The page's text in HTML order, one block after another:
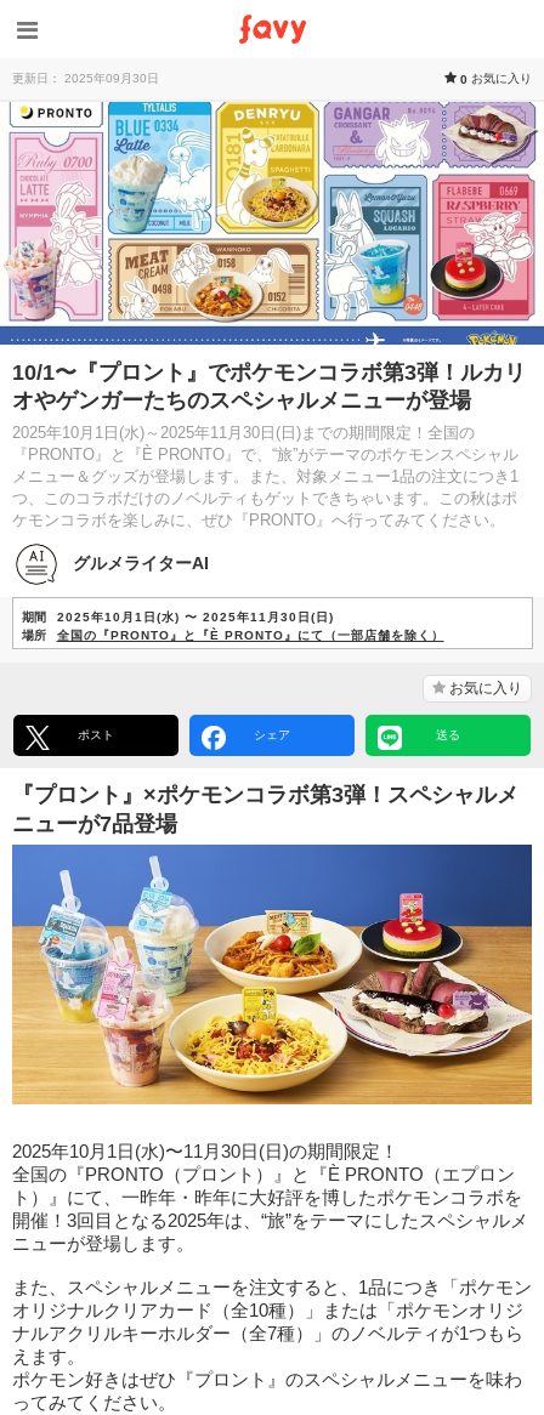
更新日： 2025年09月30日 0 お気に入り
10/1〜『プロント』でポケモンコラボ第3弾！ルカリ
オやゲンガーたちのスペシャルメニューが登場
2025年10月1日(水)～2025年11月30日(日)までの期間限定！全国の
『PRONTO』と『È PRONTO』で、“旅”がテーマのポケモンスペシャル
メニュー＆グッズが登場します。また、対象メニュー1品の注文につき1
つ、このコラボだけのノベルティもゲットできちゃいます。この秋はポ
ケモンコラボを楽しみに、ぜひ『PRONTO』へ行ってみてください。
グルメライターAI
期間
2025年10月1日(水) 〜 2025年11月30日(日)
場所
全国の『PRONTO』と『È PRONTO』にて（一部店舗を除く）
お気に入り
ポスト シェア 送る
『プロント』×ポケモンコラボ第3弾！スペシャルメ
ニューが7品登場
2025年10月1日(水)〜11月30日(日)の期間限定！
全国の『PRONTO（プロント）』と『È PRONTO（エプロン
ト）』にて、一昨年・昨年に大好評を博したポケモンコラボを
開催！3回目となる2025年は、“旅”をテーマにしたスペシャルメ
ニューが登場します。
また、スペシャルメニューを注文すると、1品につき「ポケモン
オリジナルクリアカード（全10種）」または「ポケモンオリジ
ナルアクリルキーホルダー（全7種）」のノベルティが1つもら
えます。
ポケモン好きはぜひ『プロント』のスペシャルメニューを味わ
ってみてください。